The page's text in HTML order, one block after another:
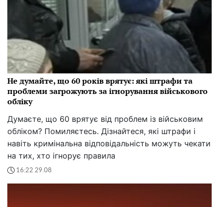
Не думайте, що 60 років врятує: які штрафи та
проблеми загрожують за ігнорування військового
обліку
Думаєте, що 60 врятує від проблем із військовим
обліком? Помиляєтесь. Дізнайтеся, які штрафи і
навіть кримінальна відповідальність можуть чекати
на тих, хто ігнорує правила
16:22 29.08